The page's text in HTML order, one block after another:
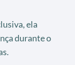
ela
durante o